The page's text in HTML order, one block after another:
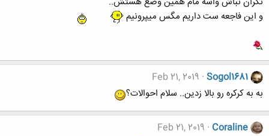
و این فاجعه ست داریم مگس میپرونیم
Sogol1681
Feb 21, 2019
به به کرکره رو بالا زدین.. سلام احوالات؟
Coraline
Feb 21, 2019